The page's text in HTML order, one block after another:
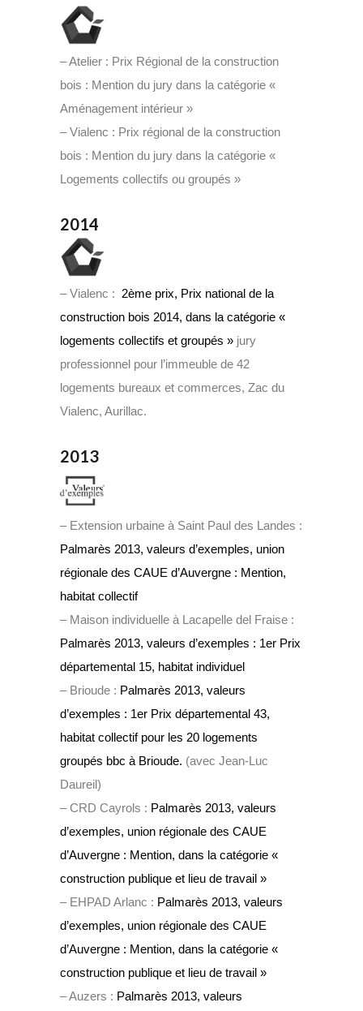
– Atelier : Prix Régional de la construction
bois : Mention du jury dans la catégorie «
Aménagement intérieur »
– Vialenc : Prix régional de la construction
bois : Mention du jury dans la catégorie «
Logements collectifs ou groupés »
2014
– Vialenc : 2ème prix, Prix national de la
construction bois 2014, dans la catégorie «
logements collectifs et groupés » jury
professionnel pour l’immeuble de 42
logements bureaux et commerces, Zac du
Vialenc, Aurillac.
2013
– Extension urbaine à Saint Paul des Landes :
Palmarès 2013, valeurs d’exemples, union
régionale des CAUE d’Auvergne : Mention,
habitat collectif
– Maison individuelle à Lacapelle del Fraise :
Palmarès 2013, valeurs d’exemples : 1er Prix
départemental 15, habitat individuel
– Brioude : Palmarès 2013, valeurs
d’exemples : 1er Prix départemental 43,
habitat collectif pour les 20 logements
groupés bbc à Brioude. (avec Jean-Luc
Daureil)
– CRD Cayrols : Palmarès 2013, valeurs
d’exemples, union régionale des CAUE
d’Auvergne : Mention, dans la catégorie «
construction publique et lieu de travail »
– EHPAD Arlanc : Palmarès 2013, valeurs
d’exemples, union régionale des CAUE
d’Auvergne : Mention, dans la catégorie «
construction publique et lieu de travail »
– Auzers : Palmarès 2013, valeurs